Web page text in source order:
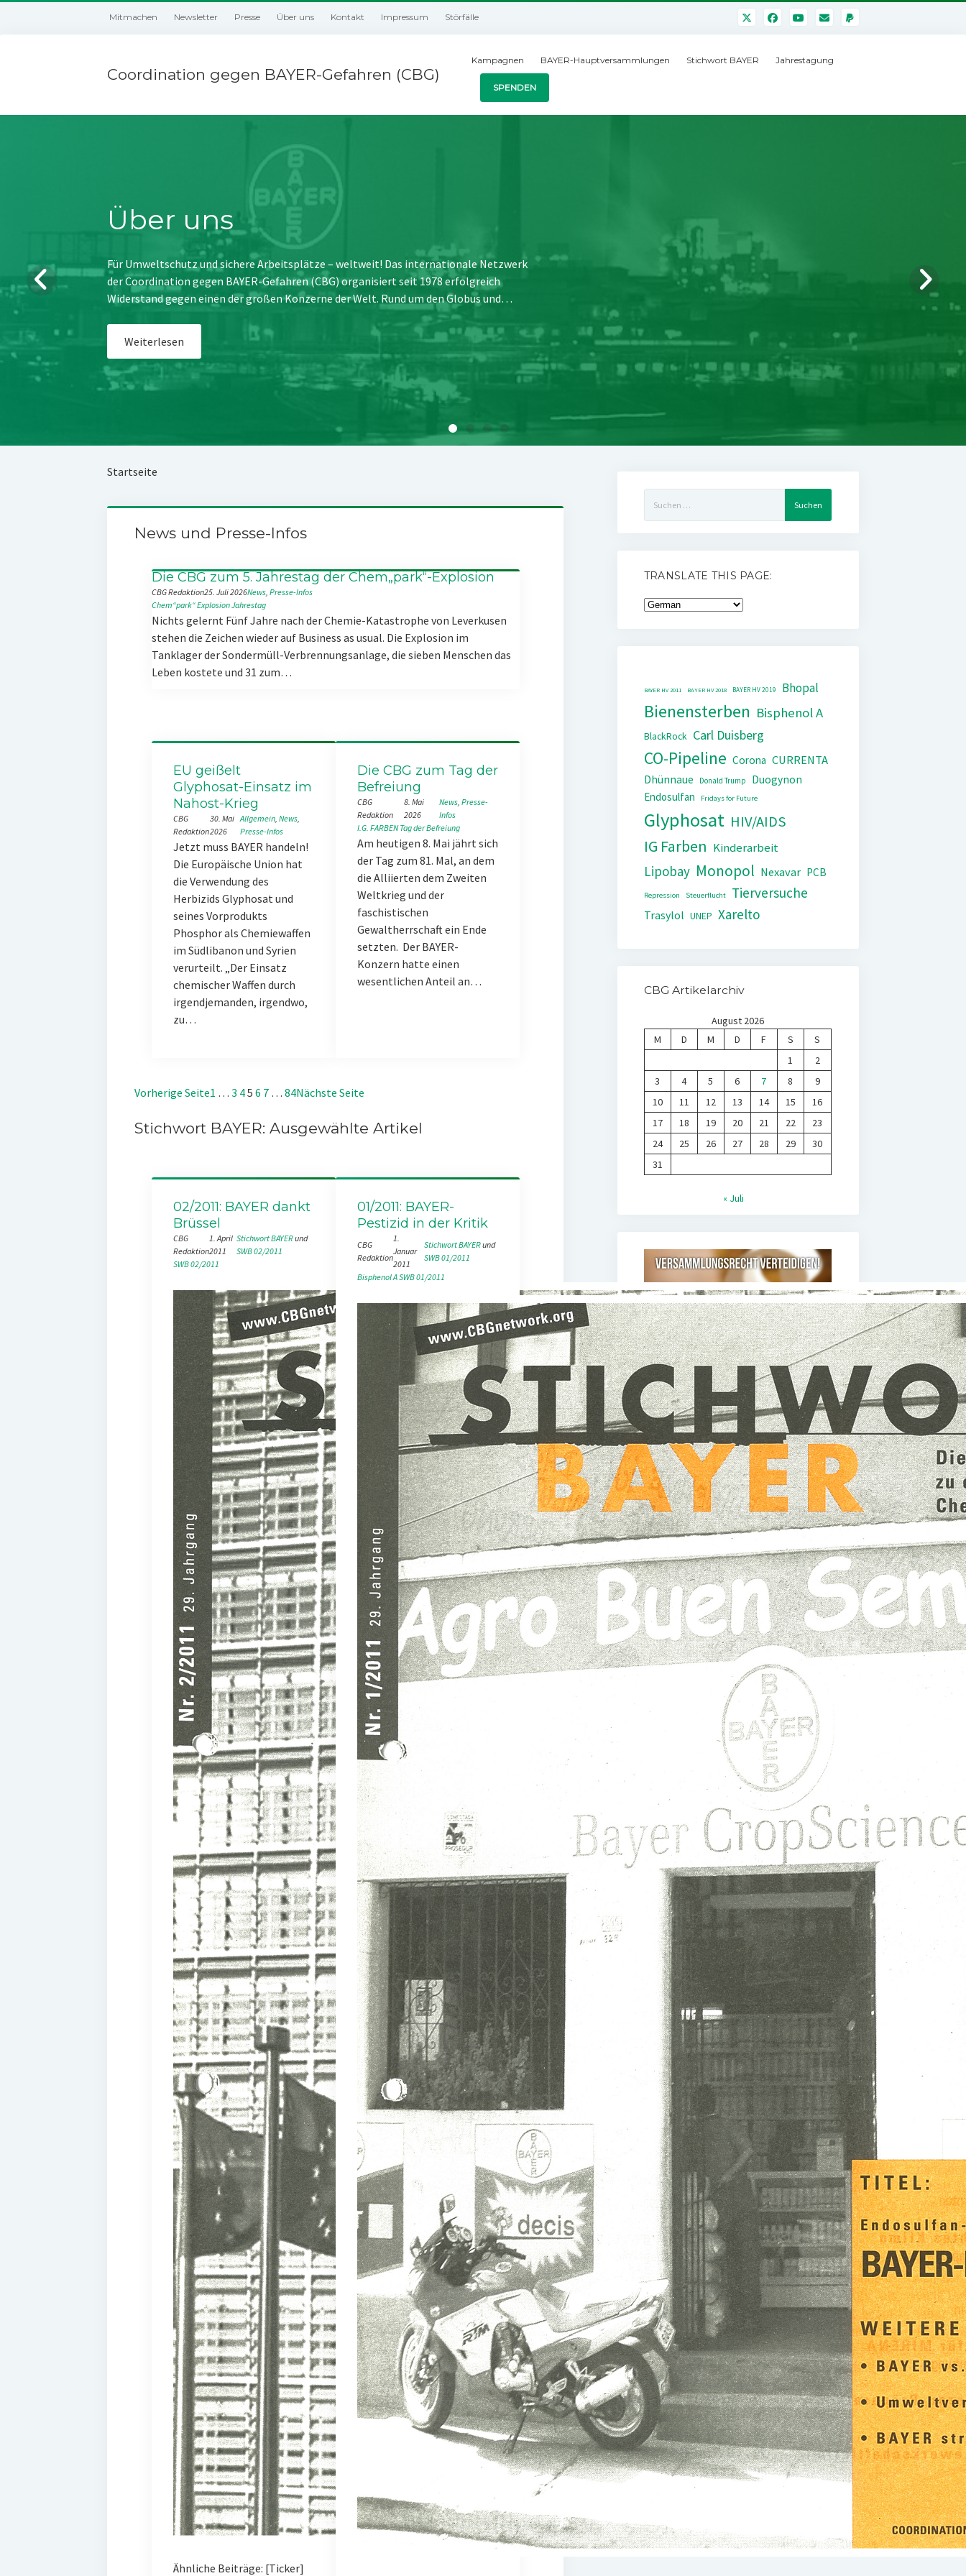
Mitmachen Newsletter Presse Über uns Kontakt Impressum Störfälle
Coordination gegen BAYER-Gefahren (CBG)
Kampagnen BAYER-Hauptversammlungen Stichwort BAYER Jahrestagung
SPENDEN
Über uns
Für Umweltschutz und sichere Arbeitsplätze – weltweit! Das internationale Netzwerk
der Coordination gegen BAYER-Gefahren (CBG) organisiert seit 1978 erfolgreich
Widerstand gegen einen der großen Konzerne der Welt. Rund um den Globus und…
Weiterlesen
Startseite
News und Presse-Infos
Die CBG zum 5. Jahrestag der Chem„park“-Explosion
CBG Redaktion25. Juli 2026News, Presse-Infos
Chem“park“ExplosionJahrestag
Nichts gelernt Fünf Jahre nach der Chemie-Katastrophe von Leverkusen
stehen die Zeichen wieder auf Business as usual. Die Explosion im
Tanklager der Sondermüll-Verbrennungsanlage, die sieben Menschen das
Leben kostete und 31 zum…
EU geißelt
Glyphosat-Einsatz im
Nahost-Krieg
CBG
Redaktion
30. Mai
2026
Allgemein, News
Presse-Infos
Jetzt muss BAYER handeln!
Die Europäische Union hat
die Verwendung des
Herbizids Glyphosat und
seines Vorprodukts
Phosphor als Chemiewaffen
im Südlibanon und Syrien
verurteilt. „Der Einsatz
chemischer Waffen durch
irgendjemanden, irgendwo,
zu…
Die CBG zum Tag der
Befreiung
CBG
Redaktion
8. Mai
2026
News, Presse-
Infos
I.G. FARBEN Tag der Befreiung
Am heutigen 8. Mai jährt sich
der Tag zum 81. Mal, an dem
die Alliierten dem Zweiten
Weltkrieg und der
faschistischen
Gewaltherrschaft ein Ende
setzten. Der BAYER-
Konzern hatte einen
wesentlichen Anteil an…
Vorherige Seite1 … 3 45 6 7 … 84Nächste Seite
Stichwort BAYER: Ausgewählte Artikel
02/2011: BAYER dankt
Brüssel
CBG
Redaktion
1. April
2011
Stichwort BAYER
und
SWB 02/2011
SWB 02/2011
Ähnliche Beiträge: [Ticker]
01/2011: BAYER-
Pestizid in der Kritik
CBG
Redaktion
1.
Januar
2011
Stichwort BAYER
und
SWB 01/2011
Bisphenol ASWB 01/2011
nach:
TRANSLATE THIS PAGE:
BAYER HV 2011 BAYER HV 2018 BAYER HV 2019 Bhopal
Bienensterben Bisphenol A
BlackRock Carl Duisberg
CO-Pipeline Corona CURRENTA
Dhünnaue Donald Trump
Duogynon
Endosulfan
Fridays for Future
Glyphosat HIV/AIDS
IG Farben Kinderarbeit
Lipobay Monopol Nexavar PCB
Repression Steuerflucht Tierversuche
Trasylol UNEP Xarelto
CBG Artikelarchiv
August 2026
M
D M D F S
S
1
2
3
4 5 6 7 8
9
10
11 12 13 14 15
16
17
18 19 20 21 22
23
24
25 26 27 28 29
30
31
« Juli